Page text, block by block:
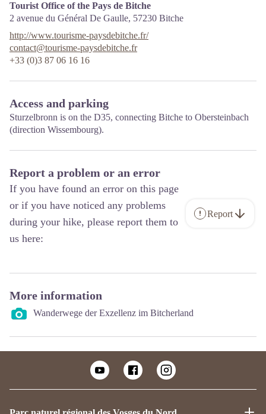
Tourist Office of the Pays de Bitche
2 avenue du Général De Gaulle, 57230 Bitche
http://www.tourisme-paysdebitche.fr/
contact@tourisme-paysdebitche.fr
+33 (0)3 87 06 16 16
Access and parking
Sturzelbronn is on the D35, connecting Bitche to Obersteinbach
(direction Wissembourg).
Report a problem or an error
If you have found an error on this page
or if you have noticed any problems
during your hike, please report them to
us here:
Report
More information
Wanderwege der Exzellenz im Bitcherland